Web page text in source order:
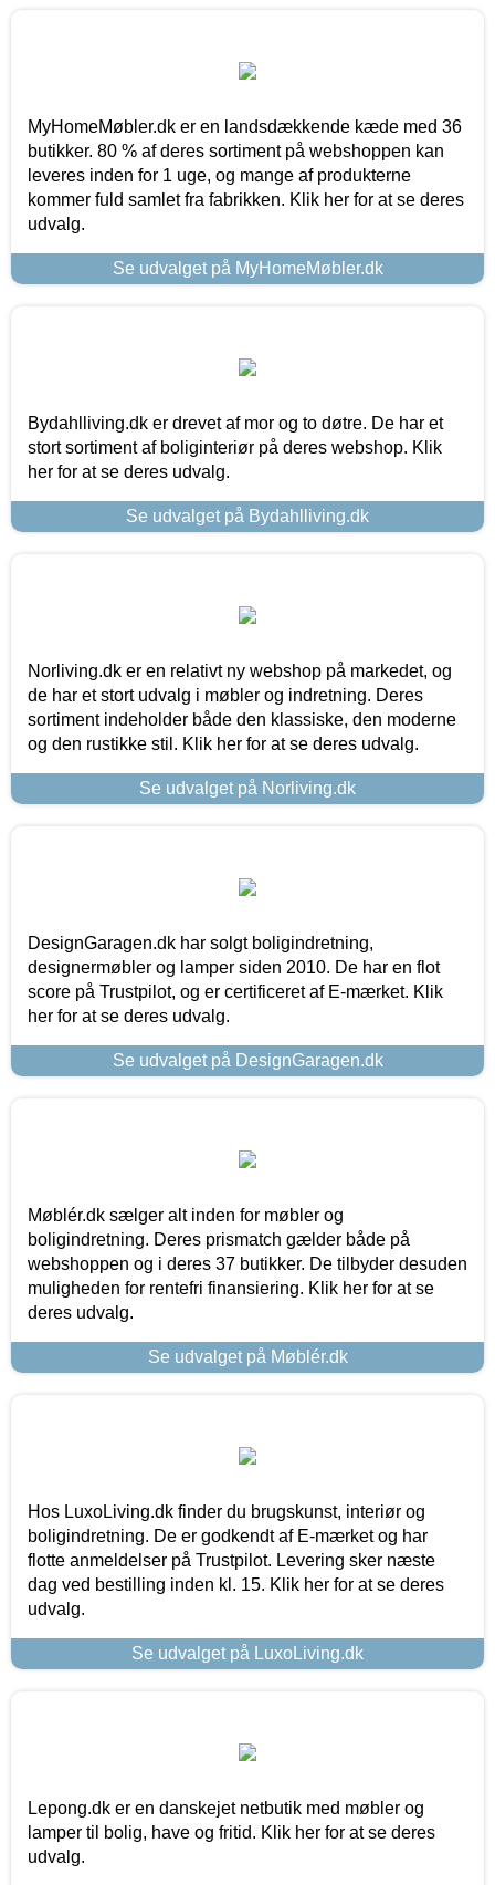
MyHomeMøbler.dk er en landsdækkende kæde med 36
butikker. 80 % af deres sortiment på webshoppen kan
leveres inden for 1 uge, og mange af produkterne
kommer fuld samlet fra fabrikken. Klik her for at se deres
udvalg.
Se udvalget på MyHomeMøbler.dk
Bydahlliving.dk er drevet af mor og to døtre. De har et
stort sortiment af boliginteriør på deres webshop. Klik
her for at se deres udvalg.
Se udvalget på Bydahlliving.dk
Norliving.dk er en relativt ny webshop på markedet, og
de har et stort udvalg i møbler og indretning. Deres
sortiment indeholder både den klassiske, den moderne
og den rustikke stil. Klik her for at se deres udvalg.
Se udvalget på Norliving.dk
DesignGaragen.dk har solgt boligindretning,
designermøbler og lamper siden 2010. De har en flot
score på Trustpilot, og er certificeret af E-mærket. Klik
her for at se deres udvalg.
Se udvalget på DesignGaragen.dk
Møblér.dk sælger alt inden for møbler og
boligindretning. Deres prismatch gælder både på
webshoppen og i deres 37 butikker. De tilbyder desuden
muligheden for rentefri finansiering. Klik her for at se
deres udvalg.
Se udvalget på Møblér.dk
Hos LuxoLiving.dk finder du brugskunst, interiør og
boligindretning. De er godkendt af E-mærket og har
flotte anmeldelser på Trustpilot. Levering sker næste
dag ved bestilling inden kl. 15. Klik her for at se deres
udvalg.
Se udvalget på LuxoLiving.dk
Lepong.dk er en danskejet netbutik med møbler og
lamper til bolig, have og fritid. Klik her for at se deres
udvalg.